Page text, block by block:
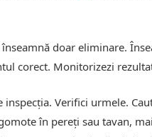
doar eliminare.
corect. Monitorizezi
inspecția. Verifici urmele.
în pereți sau tavan,